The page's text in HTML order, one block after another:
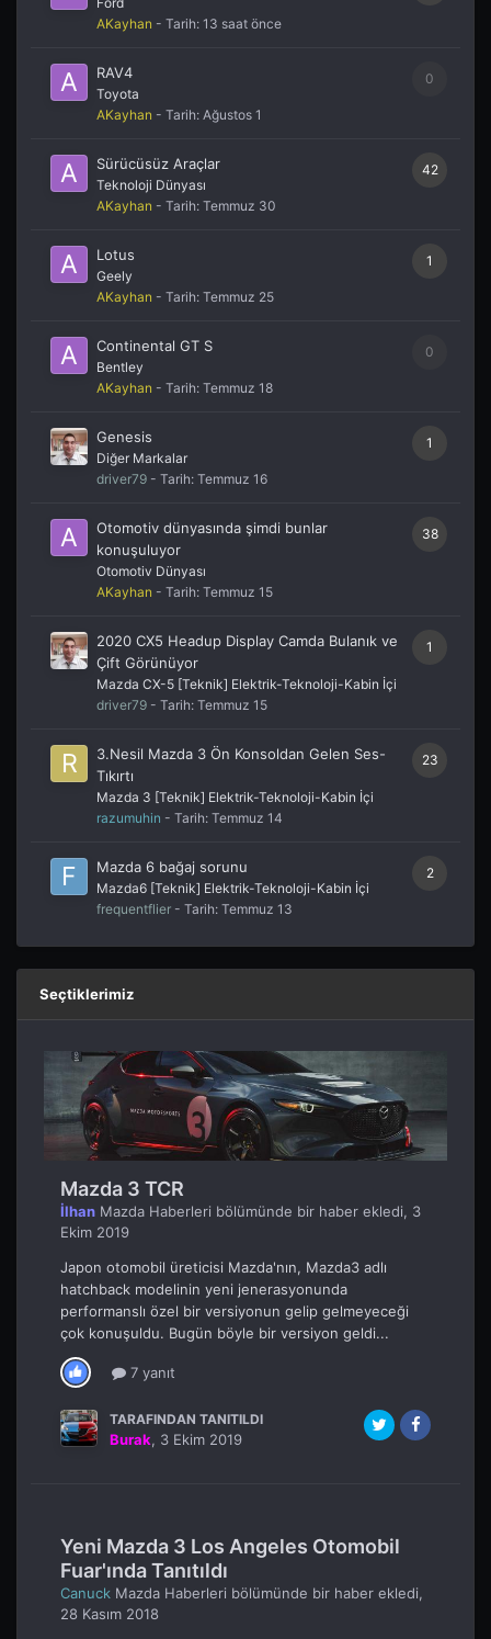
AKayhan - Tarih: 13 saat önce
0
RAV4
Toyota
AKayhan - Tarih: Ağustos 1
42
Sürücüsüz Araçlar
Teknoloji Dünyası
AKayhan - Tarih: Temmuz 30
1
Lotus
Geely
AKayhan - Tarih: Temmuz 25
0
Continental GT S
Bentley
AKayhan - Tarih: Temmuz 18
1
Genesis
Diğer Markalar
driver79 - Tarih: Temmuz 16
38
Otomotiv dünyasında şimdi bunlar
konuşuluyor
Otomotiv Dünyası
AKayhan - Tarih: Temmuz 15
1
2020 CX5 Headup Display Camda Bulanık ve
Çift Görünüyor
Mazda CX-5 [Teknik] Elektrik-Teknoloji-Kabin İçi
driver79 - Tarih: Temmuz 15
23
3.Nesil Mazda 3 Ön Konsoldan Gelen Ses-
Tıkırtı
Mazda 3 [Teknik] Elektrik-Teknoloji-Kabin İçi
razumuhin - Tarih: Temmuz 14
2
Mazda 6 bağaj sorunu
Mazda6 [Teknik] Elektrik-Teknoloji-Kabin İçi
frequentflier - Tarih: Temmuz 13
Seçtiklerimiz
Mazda 3 TCR
İlhan Mazda Haberleri bölümünde bir haber ekledi, 3
Ekim 2019
Japon otomobil üreticisi Mazda'nın, Mazda3 adlı
hatchback modelinin yeni jenerasyonunda
performanslı özel bir versiyonun gelip gelmeyeceği
çok konuşuldu. Bugün böyle bir versiyon geldi...
7 yanıt
TARAFINDAN TANITILDI
Burak, 3 Ekim 2019
Yeni Mazda 3 Los Angeles Otomobil
Fuar'ında Tanıtıldı
Canuck Mazda Haberleri bölümünde bir haber ekledi,
28 Kasım 2018